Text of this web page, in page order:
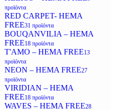
προϊόντα
RED CARPET- HEMA
FREE31 προϊόντα
BOUQANVILIA – HEMA
FREE18 προϊόντα
T'AMO – HEMA FREE13
προϊόντα
NEON – HEMA FREE27
προϊόντα
VIRIDIAN – HEMA
FREE18 προϊόντα
WAVES – HEMA FREE28